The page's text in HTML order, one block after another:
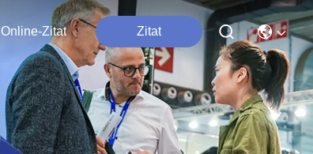
Online-Zitat Zitat